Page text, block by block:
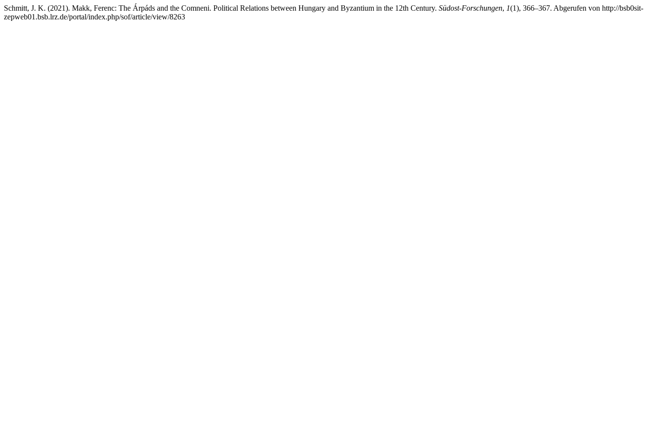
Schmitt, J. K. (2021). Makk, Ferenc: The Árpáds and the Comneni. Political Relations between Hungary and Byzantium in the 12th Century. Südost-Forschungen, 1(1), 366–367. Abgerufen von http://bsb0sit-
zepweb01.bsb.lrz.de/portal/index.php/sof/article/view/8263